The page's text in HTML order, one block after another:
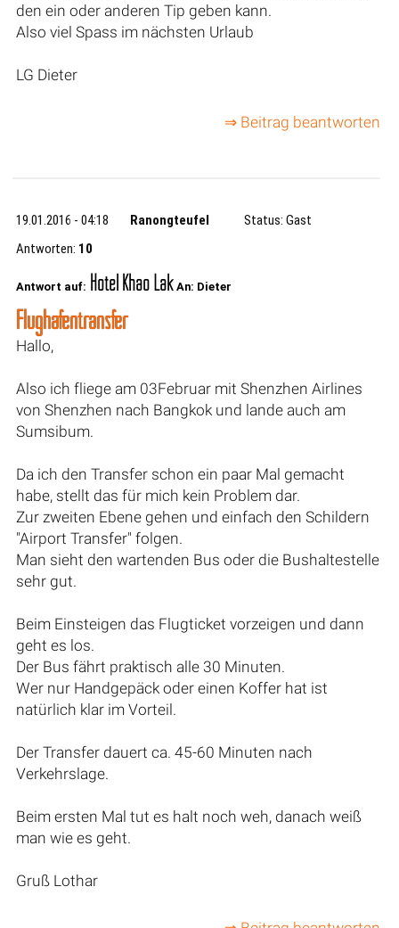
den ein oder anderen Tip geben kann.
Also viel Spass im nächsten Urlaub
LG Dieter
⇒ Beitrag beantworten
19.01.2016 - 04:18 Ranongteufel
Status: Gast
Antworten: 10
Antwort auf: Hotel Khao Lak An: Dieter
Flughafentransfer
Hallo,
Also ich fliege am 03Februar mit Shenzhen Airlines
von Shenzhen nach Bangkok und lande auch am
Sumsibum.
Da ich den Transfer schon ein paar Mal gemacht
habe, stellt das für mich kein Problem dar.
Zur zweiten Ebene gehen und einfach den Schildern
"Airport Transfer" folgen.
Man sieht den wartenden Bus oder die Bushaltestelle
sehr gut.
Beim Einsteigen das Flugticket vorzeigen und dann
geht es los.
Der Bus fährt praktisch alle 30 Minuten.
Wer nur Handgepäck oder einen Koffer hat ist
natürlich klar im Vorteil.
Der Transfer dauert ca. 45-60 Minuten nach
Verkehrslage.
Beim ersten Mal tut es halt noch weh, danach weiß
man wie es geht.
Gruß Lothar